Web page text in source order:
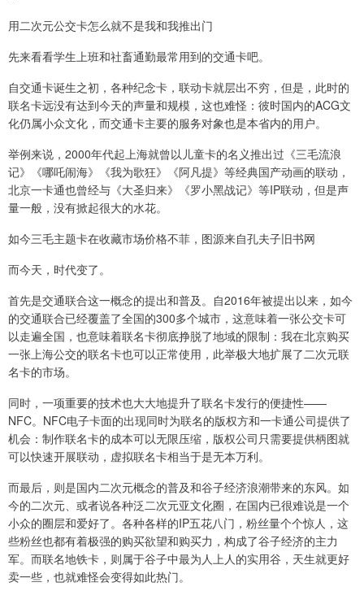
用二次元公交卡怎么就不是我和我推出门
先来看看学生上班和社畜通勤最常用到的交通卡吧。
自交通卡诞生之初，各种纪念卡，联动卡就层出不穷，但是，此时的
联名卡远没有达到今天的声量和规模，这也难怪：彼时国内的ACG文
化仍属小众文化，而交通卡主要的服务对象也是本省内的用户。
举例来说，2000年代起上海就曾以儿童卡的名义推出过《三毛流浪
记》《哪吒闹海》《我为歌狂》《阿凡提》等经典国产动画的联动，
北京一卡通也曾经与《大圣归来》《罗小黑战记》等IP联动，但是声
量一般，没有掀起很大的水花。
如今三毛主题卡在收藏市场价格不菲，图源来自孔夫子旧书网
而今天，时代变了。
首先是交通联合这一概念的提出和普及。自2016年被提出以来，如今
的交通联合已经覆盖了全国的300多个城市，这意味着一张公交卡可
以走遍全国，也意味着联名卡彻底挣脱了地域的限制：我在北京购买
一张上海公交的联名卡也可以正常使用，此举极大地扩展了二次元联
名卡的市场。
同时，一项重要的技术也大大地提升了联名卡发行的便捷性——
NFC。NFC电子卡面的出现同时为联名的版权方和一卡通公司提供了
机会：制作联名卡的成本可以无限压缩，版权公司只需要提供柄图就
可以快速开展联动，虚拟联名卡相当于是无本万利。
而最后，则是国内二次元概念的普及和谷子经济浪潮带来的东风。如
今的二次元、或者说各种泛二次元亚文化圈，在国内已很难说是一个
小众的圈层和爱好了。各种各样的IP五花八门，粉丝量个个惊人，这
些粉丝也都有着极强的购买欲望和购买力，构成了谷子经济的主力
军。而联名地铁卡，则属于谷子中最为人上人的实用谷，天生就更好
卖一些，也就难怪会变得如此热门。